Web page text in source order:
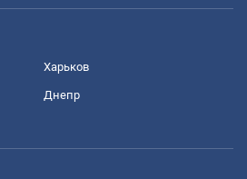
Харьков
Днепр